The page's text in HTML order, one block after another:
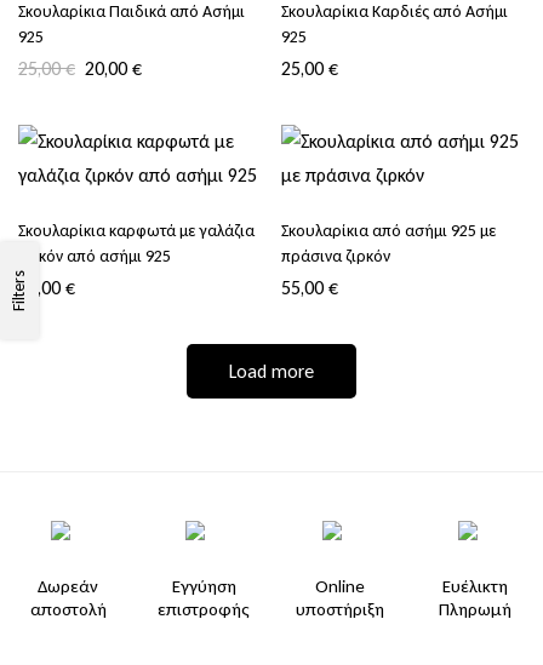
Filters
Σκουλαρίκια Παιδικά από Ασήμι
925
25,00€ 20,00€
Σκουλαρίκια Καρδιές από Ασήμι
925
25,00€
Σκουλαρίκια καρφωτά με γαλάζια
ζιρκόν από ασήμι 925
65,00€
Σκουλαρίκια από ασήμι 925 με
πράσινα ζιρκόν
55,00€
Load more
Δωρεάν
αποστολή
Εγγύηση
επιστροφής
Online
υποστήριξη
Ευέλικτη
Πληρωμή